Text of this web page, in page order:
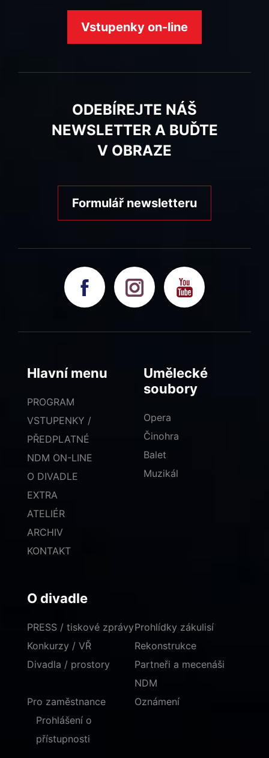
Vstupenky on-line
ODEBÍREJTE NÁŠ
NEWSLETTER A BUĎTE
V OBRAZE
Formulář newsletteru
Hlavní menu
PROGRAM
VSTUPENKY /
PŘEDPLATNÉ
NDM ON-LINE
O DIVADLE
EXTRA
ATELIÉR
ARCHIV
KONTAKT
Umělecké
soubory
Opera
Činohra
Balet
Muzikál
O divadle
PRESS / tiskové zprávy
Konkurzy / VŘ
Divadla / prostory
Prohlídky zákulisí
Rekonstrukce
Partneři a mecenáši
NDM
Pro zaměstnance
Oznámení
Prohlášení o
přístupnosti